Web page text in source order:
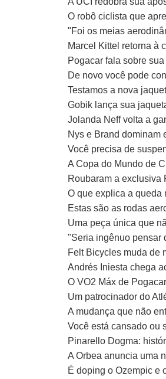
O robô ciclista que
"Foi os meias
Marcel Kittel retorna à
Pogacar fala sobre
De novo você pode
Testamos a nova
Gobik lança sua
Jolanda Neff volta a
Nys e Brand dominam
Você precisa de
A Copa do Mundo de
Roubaram a exclusiva
O que explica a queda
Estas são as rodas
Uma peça única que
"Seria ingênuo pensar
Felt Bicycles muda de
Andrés Iniesta chega
O VO2 Máx de
Um patrocinador do
A mudança que não
Você está cansado ou
Pinarello Dogma:
A Orbea anuncia uma
É doping o Ozempic e